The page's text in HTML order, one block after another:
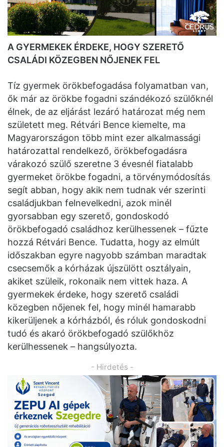
A GYERMEKEK ÉRDEKE, HOGY SZERETŐ
CSALÁDI KÖZEGBEN NŐJENEK FEL
Tíz gyermek örökbefogadása folyamatban van,
ők már az örökbe fogadni szándékozó szülőknél
élnek, de az eljárást lezáró határozat még nem
született meg. Rétvári Bence kiemelte, ma
Magyarországon több mint ezer alkalmassági
határozattal rendelkező, örökbefogadásra
várakozó szülő szeretne 3 évesnél fiatalabb
gyermeket örökbe fogadni, a törvénymódosítás
segít abban, hogy akik nem tudnak vér szerinti
családjukban felnevelkedni, azok minél
gyorsabban egy szerető, gondoskodó
örökbefogadó családhoz kerülhessenek – fűzte
hozzá Rétvári Bence. Tudatta, hogy az elmúlt
időszakban egyre nagyobb számban maradtak
csecsemők a kórházak újszülött osztályain,
akiket szüleik, rokonaik nem vittek haza. A
gyermekek érdeke, hogy szerető családi
közegben nőjenek fel, hogy minél hamarabb
kikerüljenek a kórházból, és róluk gondoskodni
tudó és akaró örökbefogadó szülőkhöz
kerülhessenek – hangsúlyozta.
- Hirdetés -